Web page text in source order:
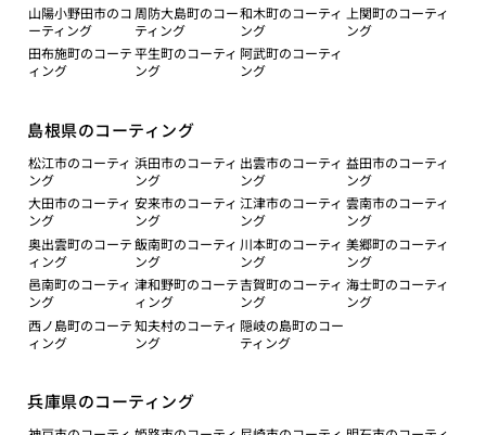
山陽小野田市のコ
ーティング
周防大島町のコー
ティング
和木町のコーティ
ング
上関町のコーティ
ング
田布施町のコーテ
ィング
平生町のコーティ
ング
阿武町のコーティ
ング
島根県のコーティング
松江市のコーティ
ング
浜田市のコーティ
ング
出雲市のコーティ
ング
益田市のコーティ
ング
大田市のコーティ
ング
安来市のコーティ
ング
江津市のコーティ
ング
雲南市のコーティ
ング
奥出雲町のコーテ
ィング
飯南町のコーティ
ング
川本町のコーティ
ング
美郷町のコーティ
ング
邑南町のコーティ
ング
津和野町のコーテ
ィング
吉賀町のコーティ
ング
海士町のコーティ
ング
西ノ島町のコーテ
ィング
知夫村のコーティ
ング
隠岐の島町のコー
ティング
兵庫県のコーティング